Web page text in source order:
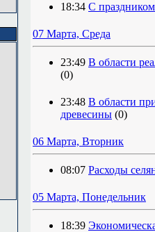
18:34 С
07 Марта, Среда
23:49 В области
(0)
23:48 В области
древесины (0)
06 Марта, Вторник
08:07 Расходы
05 Марта, Понедельник
18:39